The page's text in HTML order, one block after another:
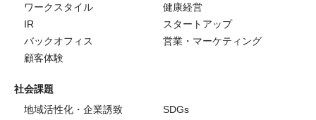
ワークスタイル
健康経営
IR
スタートアップ
バックオフィス
営業・マーケティング
顧客体験
社会課題
地域活性化・企業誘致
SDGs